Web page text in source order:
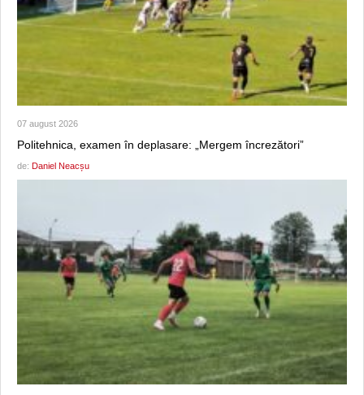
07 august 2026
Politehnica, examen în deplasare: „Mergem încrezători”
de: Daniel Neacșu